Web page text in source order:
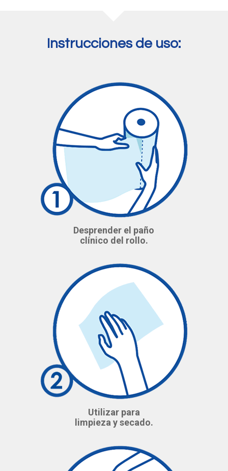
Instrucciones de uso:
Desprender el paño
clínico del rollo.
Utilizar para
limpieza y secado.